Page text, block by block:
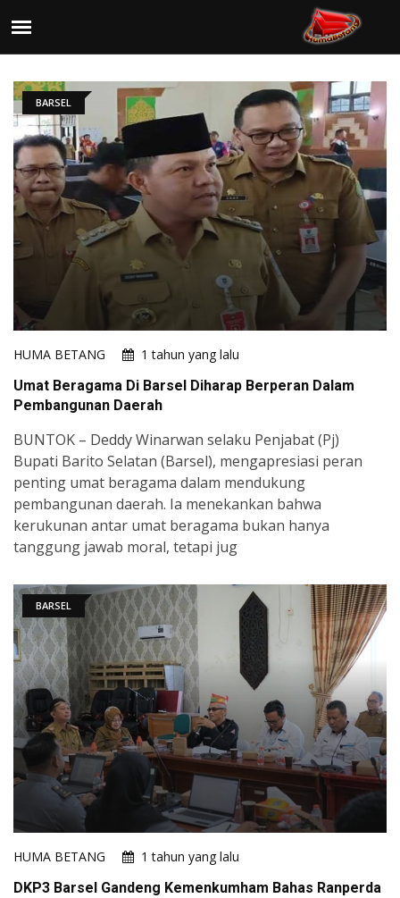
BARSEL
HUMA BETANG
1 tahun yang lalu
Umat Beragama Di Barsel Diharap Berperan Dalam
Pembangunan Daerah
BUNTOK – Deddy Winarwan selaku Penjabat (Pj)
Bupati Barito Selatan (Barsel), mengapresiasi peran
penting umat beragama dalam mendukung
pembangunan daerah. Ia menekankan bahwa
kerukunan antar umat beragama bukan hanya
tanggung jawab moral, tetapi jug
BARSEL
HUMA BETANG
1 tahun yang lalu
DKP3 Barsel Gandeng Kemenkumham Bahas Ranperda